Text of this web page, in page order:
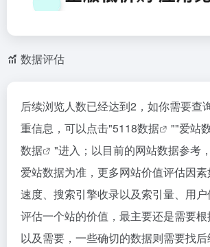
数据评估
后续浏览人数已经达到2，如你需要查
重信息，可以点击"5118数据 ""爱站
数据
"进入；以目前的网站数据参考
爱站数据为准，更多网站价值评估因
速度、搜索引擎收录以及索引量、用
评估一个站的价值，最主要还是需要
以及需要，一些确切的数据则需要找